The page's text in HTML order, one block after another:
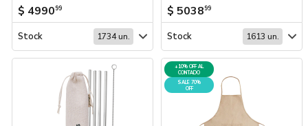
$ 499099
Stock 1734 un.
$ 503899
Stock 1613 un.
+10% OFF AL
CONTADO
SALE 70%
OFF